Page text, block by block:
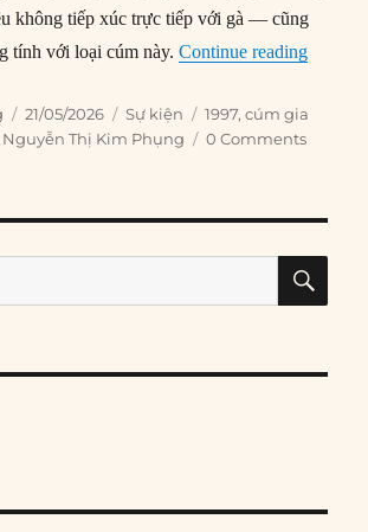
không tiếp xúc trực tiếp với gà — cũng
tính với loại cúm này.Continue reading“21/
Posted
on
21/05/2026 Categories
Sự kiện Tags
1997,cúm gia
Nguyễn Thị Kim Phụng 0 Comments